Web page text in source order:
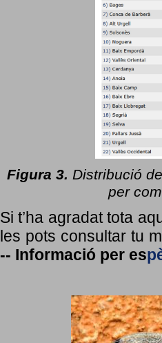
Figura 3. Distribució
per
Si t’ha agradat tota
les pots consultar tu
-- Informació per es